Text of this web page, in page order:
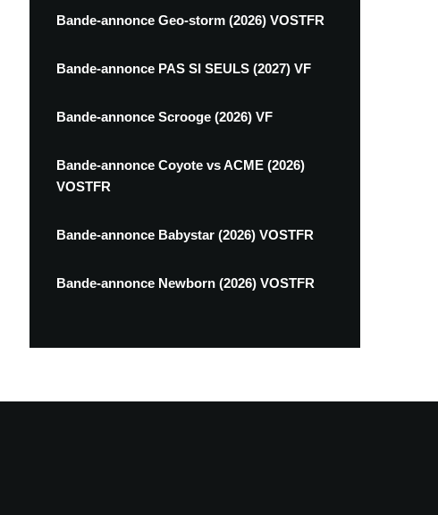
Bande-annonce Geo-storm (2026) VOSTFR
Bande-annonce PAS SI SEULS (2027) VF
Bande-annonce Scrooge (2026) VF
Bande-annonce Coyote vs ACME (2026)
VOSTFR
Bande-annonce Babystar (2026) VOSTFR
Bande-annonce Newborn (2026) VOSTFR